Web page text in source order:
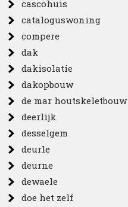
cascohuis
cataloguswoning
compere
dak
dakisolatie
dakopbouw
de mar houtskeletbouw
deerlijk
desselgem
deurle
deurne
dewaele
doe het zelf